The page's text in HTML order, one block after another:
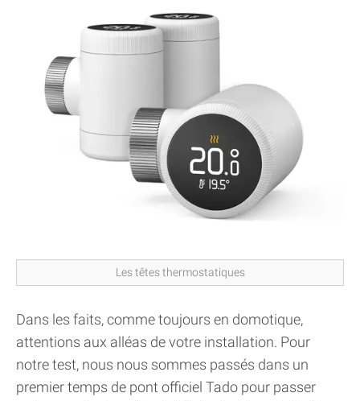
Les têtes thermostatiques
Dans les faits, comme toujours en domotique,
attentions aux alléas de votre installation. Pour
notre test, nous nous sommes passés dans un
premier temps de pont officiel Tado pour passer